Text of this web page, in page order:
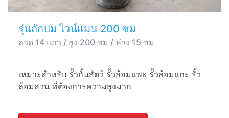
รุ่นถักปม ไวน์แมน 200 ซม
ลวด 14 แถว / สูง 200 ซม / ห่าง 15 ซม
เหมาะสำหรับ รั้วกั้นสัตว์ รั้วล้อมแพะ รั้วล้อมแกะ รั้ว
ล้อมสวน ที่ต้องการความสูงมาก